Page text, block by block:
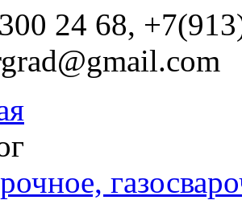
24 68,